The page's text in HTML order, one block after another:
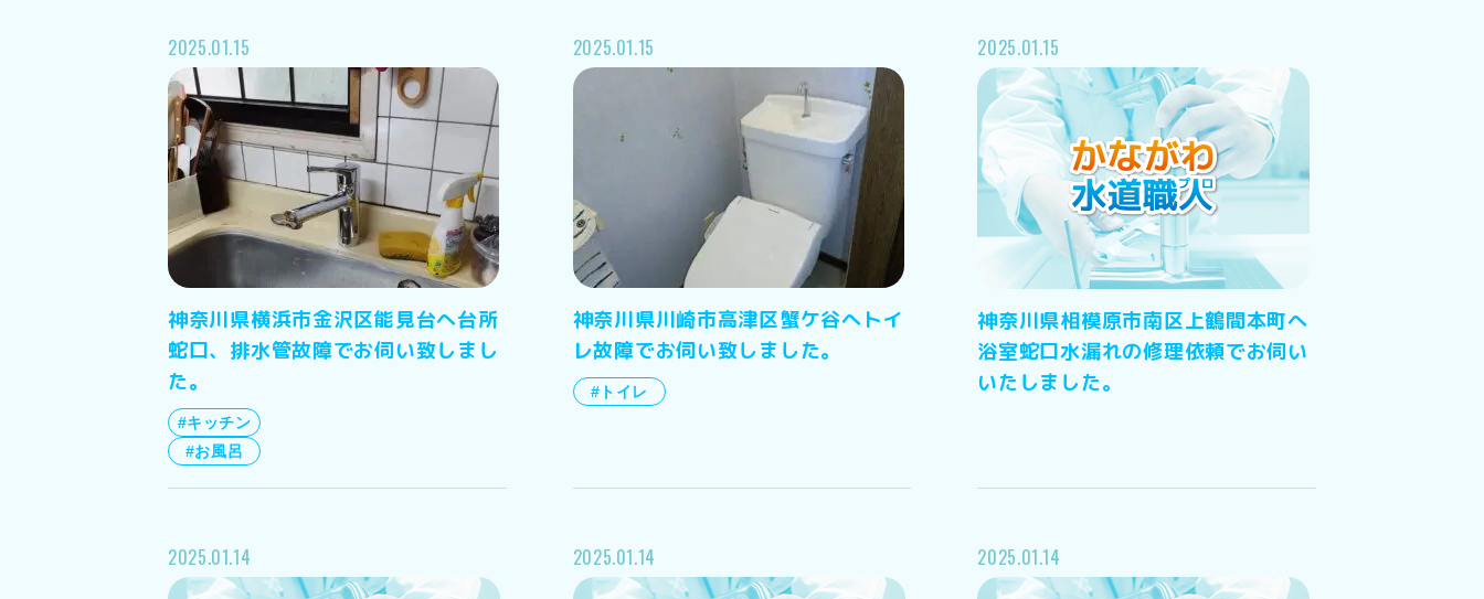
2025.01.15
神奈川県横浜市金沢区能見台へ台所
蛇口、排水管故障でお伺い致しまし
た。
#キッチン
#お風呂
2025.01.15
神奈川県川崎市高津区蟹ケ谷へトイ
レ故障でお伺い致しました。
#トイレ
2025.01.15
神奈川県相模原市南区上鶴間本町へ
浴室蛇口水漏れの修理依頼でお伺い
いたしました。
2025.01.14 2025.01.14 2025.01.14